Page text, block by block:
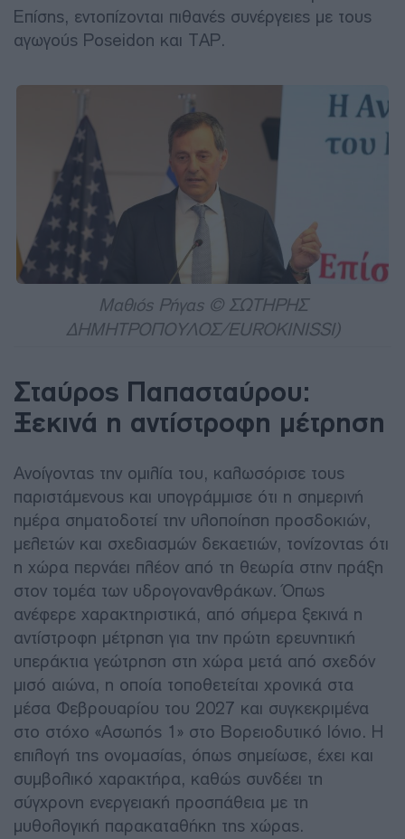
Επίσης, εντοπίζονται πιθανές συνέργειες με τους
αγωγούς Poseidon και ΤΑΡ.
Μαθιός Ρήγας © ΣΩΤΗΡΗΣ
ΔΗΜΗΤΡΟΠΟΥΛΟΣ/EUROKINISSI)
Σταύρος Παπασταύρου:
Ξεκινά η αντίστροφη μέτρηση
Ανοίγοντας την ομιλία του, καλωσόρισε τους
παριστάμενους και υπογράμμισε ότι η σημερινή
ημέρα σηματοδοτεί την υλοποίηση προσδοκιών,
μελετών και σχεδιασμών δεκαετιών, τονίζοντας ότι
η χώρα περνάει πλέον από τη θεωρία στην πράξη
στον τομέα των υδρογονανθράκων. Όπως
ανέφερε χαρακτηριστικά, από σήμερα ξεκινά η
αντίστροφη μέτρηση για την πρώτη ερευνητική
υπεράκτια γεώτρηση στη χώρα μετά από σχεδόν
μισό αιώνα, η οποία τοποθετείται χρονικά στα
μέσα Φεβρουαρίου του 2027 και συγκεκριμένα
στο στόχο «Ασωπός 1» στο Βορειοδυτικό Ιόνιο. Η
επιλογή της ονομασίας, όπως σημείωσε, έχει και
συμβολικό χαρακτήρα, καθώς συνδέει τη
σύγχρονη ενεργειακή προσπάθεια με τη
μυθολογική παρακαταθήκη της χώρας.